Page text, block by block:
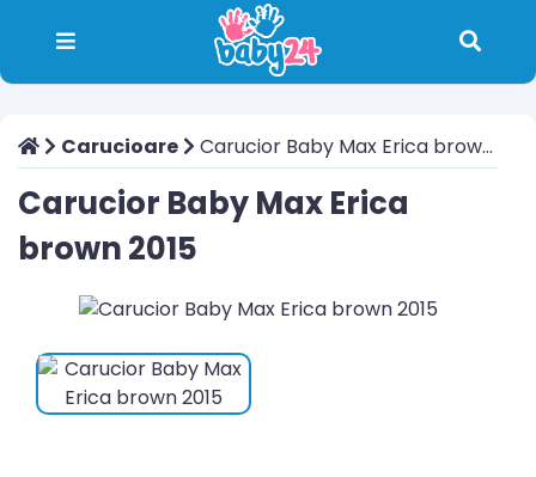
Carucioare Carucior Baby Max Erica brown 2015
Carucior Baby Max Erica
brown 2015